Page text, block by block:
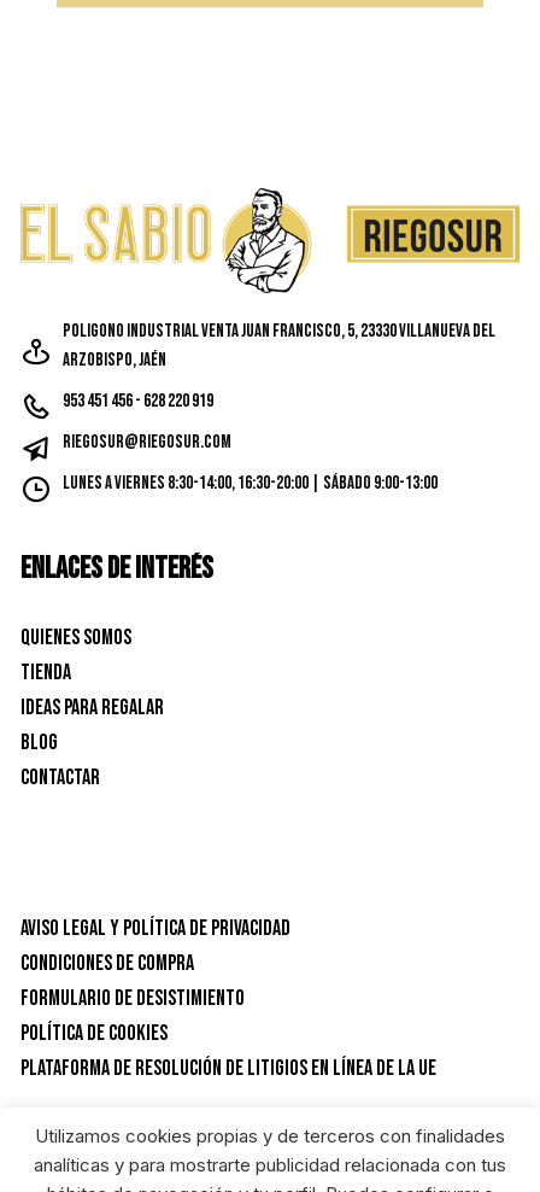
elegir
en
de
Poligono Industrial Venta Juan Francisco, 5, 23330 Villanueva del
Arzobispo, Jaén
953 451 456 - 628 220 919
riegosur@riegosur.com
Lunes a Viernes 8:30-14:00, 16:30-20:00 | Sábado 9:00-13:00
ENLACES DE INTERÉS
Quienes Somos
Tienda
Ideas para Regalar
Blog
Contactar
Aviso Legal y Política de privacidad
Condiciones de Compra
Formulario de desistimiento
Política de Cookies
Plataforma de resolución de litigios en línea de la UE
CATEGORÍAS DEL PRODUCTO
Utilizamos cookies propias y de terceros con finalidades
analíticas y para mostrarte publicidad relacionada con tus